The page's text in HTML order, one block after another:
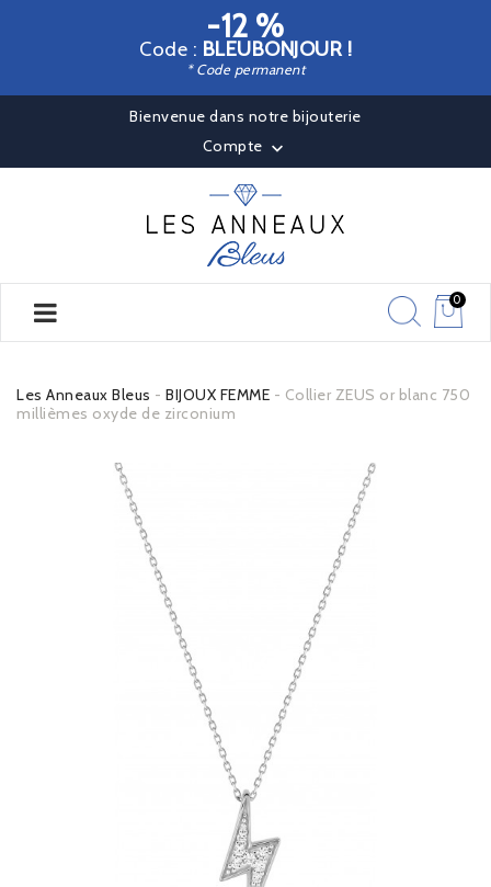
-12 %
Code : BLEUBONJOUR !
* Code permanent
Bienvenue dans notre bijouterie
Compte 
0
Les Anneaux Bleus BIJOUX FEMME
Collier ZEUS or blanc 750
millièmes oxyde de zirconium